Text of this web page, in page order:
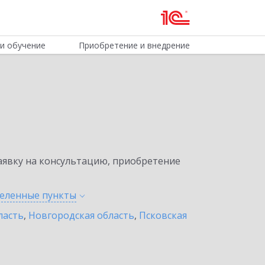
обучение Приобретение и внедрение
на консультацию, приобретение
пункты
, Новгородская область, Псковская